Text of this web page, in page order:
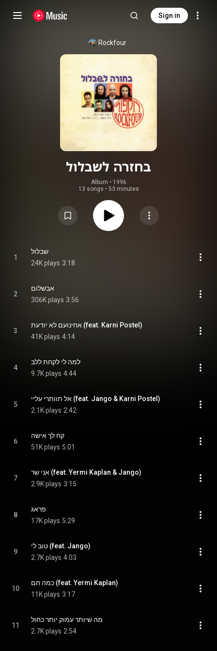
Sign in
Rockfour
בחזרה לשבלול
Album • 1996
13 songs • 53 minutes
1
שבלול
24K plays 3:18
2
אבשלום
306K plays 3:56
3
אחינועם לא יודעת (feat. Karni Postel)
41K plays 4:14
4
למה לי לקחת ללב
9.7K plays 4:44
5
אל תוותרי עליי (feat. Jango & Karni Postel)
2.1K plays 2:42
6
קח לך אישה
51K plays 5:01
7
אני שר (feat. Yermi Kaplan & Jango)
2.9K plays 3:15
8
פראג
17K plays 5:29
9
טוב לי (feat. Jango)
2.7K plays 4:03
10
כמה חם (feat. Yermi Kaplan)
11K plays 3:17
11
מה שיותר עמוק יותר כחול
2.7K plays 2:54